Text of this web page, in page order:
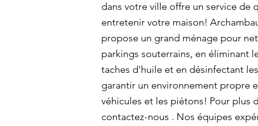
dans votre ville offre un service de
entretenir votre maison!
propose un grand ménage pour
parkings souterrains, en éliminant
taches d'huile et en désinfectant
garantir un environnement propre
véhicules et les piétons! Pour plus
contactez-nous . Nos équipes